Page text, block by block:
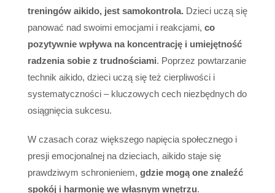
treningów aikido, jest samokontrola. Dzieci uczą się
panować nad swoimi emocjami i reakcjami, co
pozytywnie wpływa na koncentrację i umiejętność
radzenia sobie z trudnościami. Poprzez powtarzanie
technik aikido, dzieci uczą się też cierpliwości i
systematyczności – kluczowych cech niezbędnych do
osiągnięcia sukcesu.
W czasach coraz większego napięcia społecznego i
presji emocjonalnej na dzieciach, aikido staje się
prawdziwym schronieniem, gdzie mogą one znaleźć
spokój i harmonię we własnym wnętrzu.